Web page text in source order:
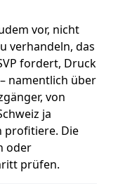
vor, nicht
verhandeln, das
fordert, Druck
namentlich über
von
ja
profitiere. Die
oder
prüfen.